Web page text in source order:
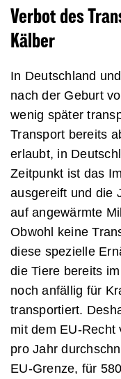
Verbot des
Kälber
In Deutschland
nach der Geburt
wenig später
Transport bereits
erlaubt, in
Zeitpunkt ist das
ausgereift und die
auf angewärmte
Obwohl keine
diese spezielle
die Tiere bereits
noch anfällig für
transportiert.
mit dem EU-Recht
pro Jahr
EU-Grenze, für